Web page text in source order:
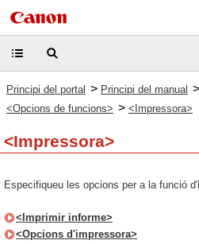
Principi del portal > Principi del manual >
<Opcions de funcions> > <Impressora>
<Impressora>
Especifiqueu les opcions per a la funció
<Imprimir informe>
<Opcions d'impressora>